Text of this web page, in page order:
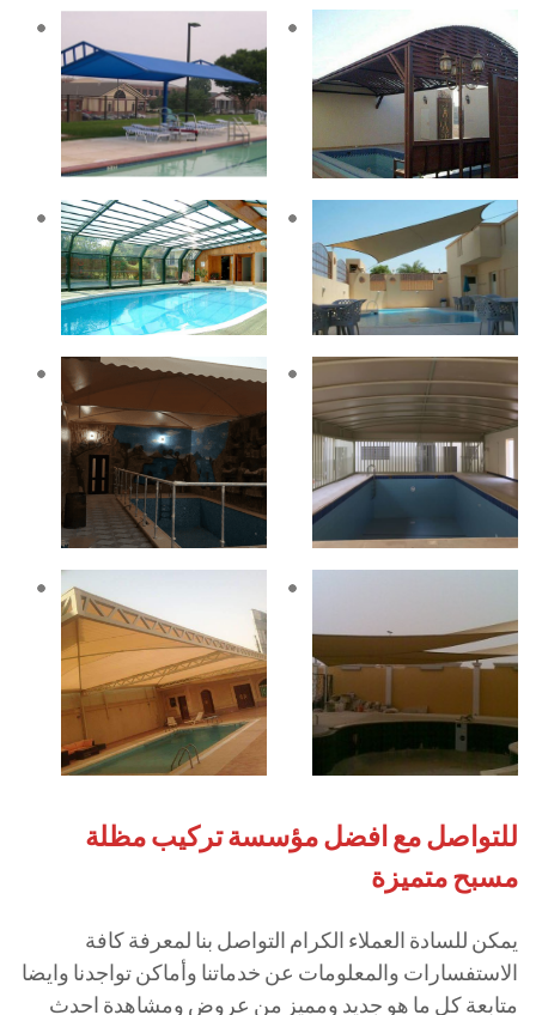
للتواصل مع افضل مؤسسة تركيب مظلة
مسبح متميزة
يمكن للسادة العملاء الكرام التواصل بنا لمعرفة كافة
الاستفسارات والمعلومات عن خدماتنا وأماكن تواجدنا وايضا
متابعة كل ما هو جديد ومميز من عروض ومشاهدة احدث